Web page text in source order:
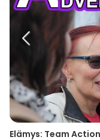
Elämys: Team